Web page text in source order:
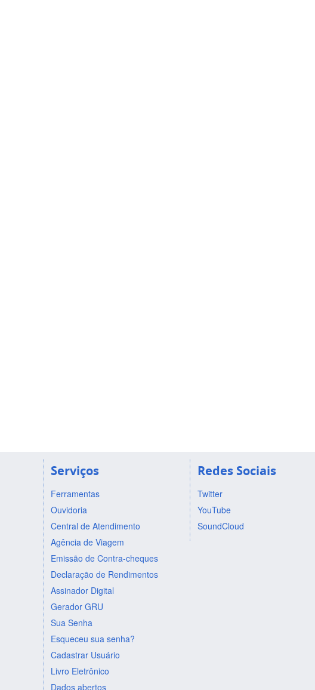
Serviços
Ferramentas
Ouvidoria
Central de Atendimento
Agência de Viagem
Emissão de Contra-cheques
Declaração de Rendimentos
Assinador Digital
Gerador GRU
Sua Senha
Esqueceu sua senha?
Cadastrar Usuário
Livro Eletrônico
Dados abertos
Redes Sociais
Twitter
YouTube
SoundCloud